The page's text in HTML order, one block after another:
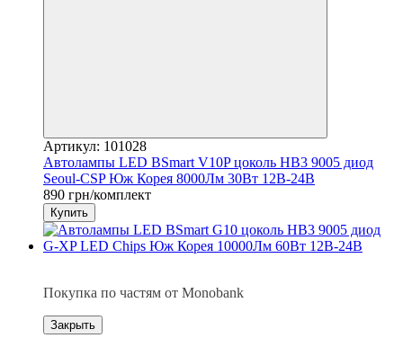
Артикул: 101028
Автолампы LED BSmart V10P цоколь HB3 9005 диод
Seoul-CSP Юж Корея 8000Лм 30Вт 12В-24В
890 грн/комплект
Купить
Покупка по частям от Monobank
Закрыть